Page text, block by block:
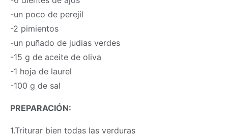
-un poco de perejil
-2 pimientos
-un puñado de judias verdes
-15 g de aceite de oliva
-1 hoja de laurel
-100 g de sal
PREPARACIÓN:
1.Triturar bien todas las verduras